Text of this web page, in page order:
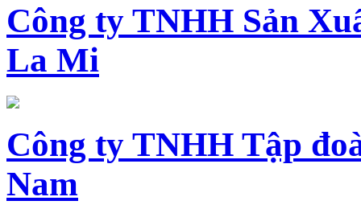
Công ty TNHH Sản
La Mi
Công ty TNHH Tập
Nam